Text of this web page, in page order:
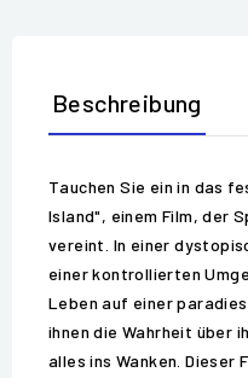
Beschreibung
Tauchen Sie ein in das
Island", einem Film, der
vereint. In einer
einer kontrollierten
Leben auf einer
ihnen die Wahrheit über
alles ins Wanken. Dieser